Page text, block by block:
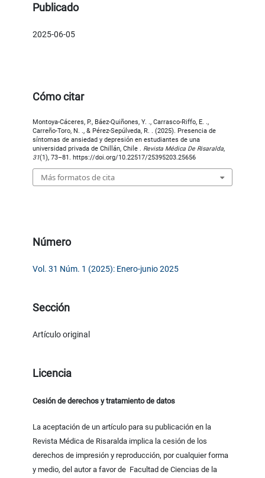
Publicado
2025-06-05
Cómo citar
Montoya-Cáceres, P., Báez-Quiñones, Y. ., Carrasco-Riffo, E. .,
Carreño-Toro, N. ., & Pérez-Sepúlveda, R. . (2025). Presencia de
síntomas de ansiedad y depresión en estudiantes de una
universidad privada de Chillán, Chile . Revista Médica De Risaralda,
31(1), 73–81. https://doi.org/10.22517/25395203.25656
Más formatos de cita
Número
Vol. 31 Núm. 1 (2025): Enero-junio 2025
Sección
Artículo original
Licencia
Cesión de derechos y tratamiento de datos
La aceptación de un artículo para su publicación en la
Revista Médica de Risaralda implica la cesión de los
derechos de impresión y reproducción, por cualquier forma
y medio, del autor a favor de Facultad de Ciencias de la